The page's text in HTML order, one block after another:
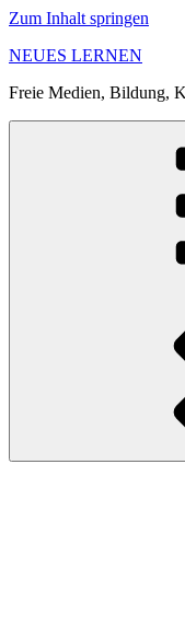
Zum Inhalt springen
NEUES LERNEN
Freie Medien, Bildung,